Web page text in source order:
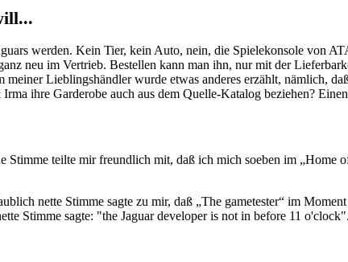
werden. Kein Tier, kein Auto, nein, die Spielekonsole von
neu im Vertrieb. Bestellen kann man ihn, nur mit der
Lieblingshändler wurde etwas anderes erzählt, nämlich,
ihre Garderobe auch aus dem Quelle-Katalog beziehen?
teilte mir freundlich mit, daß ich mich soeben im „Home
nette Stimme sagte zu mir, daß „The gametester“ im
Stimme sagte: "the Jaguar developer is not in before 11